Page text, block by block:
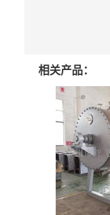
相关产品：